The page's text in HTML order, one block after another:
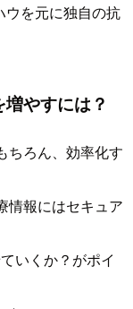
ウを元に独自の抗
やすには？
ちろん、効率化す
情報にはセキュア
いくか？がポイ